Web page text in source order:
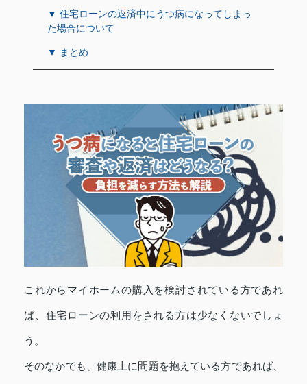
▼ 住宅ローンの返済中にうつ病になってしまっ
た場合について
▼ まとめ
これからマイホームの購入を検討されている方であれ
ば、住宅ローンの利用をされる方は少なくないでしょ
う。
そのなかでも、健康上に問題を抱えている方であれば、